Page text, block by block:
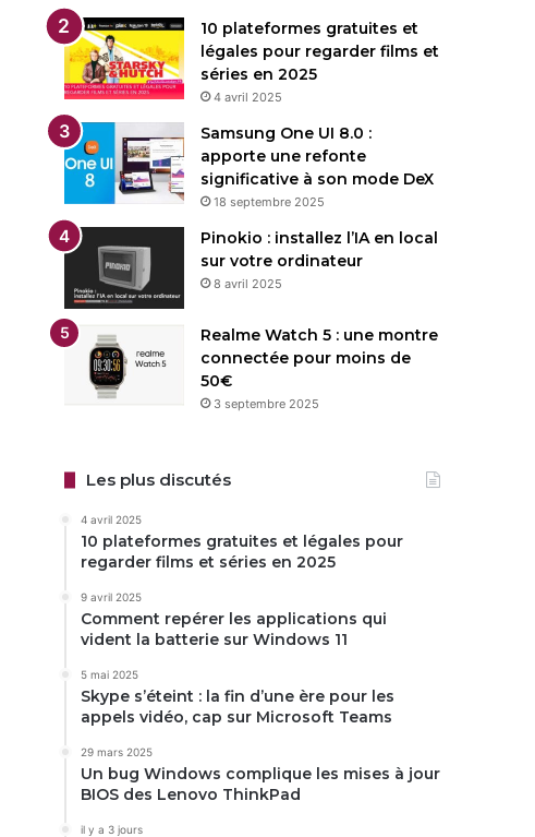
10 plateformes gratuites et
légales pour regarder films et
séries en 2025
4 avril 2025
Samsung One UI 8.0 :
apporte une refonte
significative à son mode DeX
18 septembre 2025
Pinokio : installez l’IA en local
sur votre ordinateur
8 avril 2025
Realme Watch 5 : une montre
connectée pour moins de
50€
3 septembre 2025
Les plus discutés
4 avril 2025
10 plateformes gratuites et légales pour
regarder films et séries en 2025
9 avril 2025
Comment repérer les applications qui
vident la batterie sur Windows 11
5 mai 2025
Skype s’éteint : la fin d’une ère pour les
appels vidéo, cap sur Microsoft Teams
29 mars 2025
Un bug Windows complique les mises à jour
BIOS des Lenovo ThinkPad
il y a 3 jours